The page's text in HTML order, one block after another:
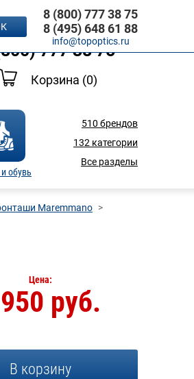
648 61 88
777 38 75
Корзина (0)
обувь
510 брендов
132 категории
Все разделы
8 (800) 777 38 75
8 (495) 648 61 88
info@topoptics.ru
Maremmano
Цена:
руб.
В корзину